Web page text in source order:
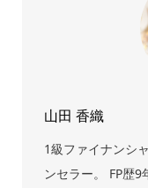
山田 香織
1級ファイナンシ
ンセラー。 FP歴